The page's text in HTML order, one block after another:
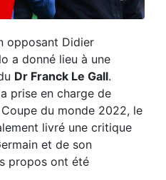
opposant Didier
a donné lieu à une
Dr Franck Le Gall.
prise en charge de
du monde 2022, le
livré une critique
et de son
propos ont été